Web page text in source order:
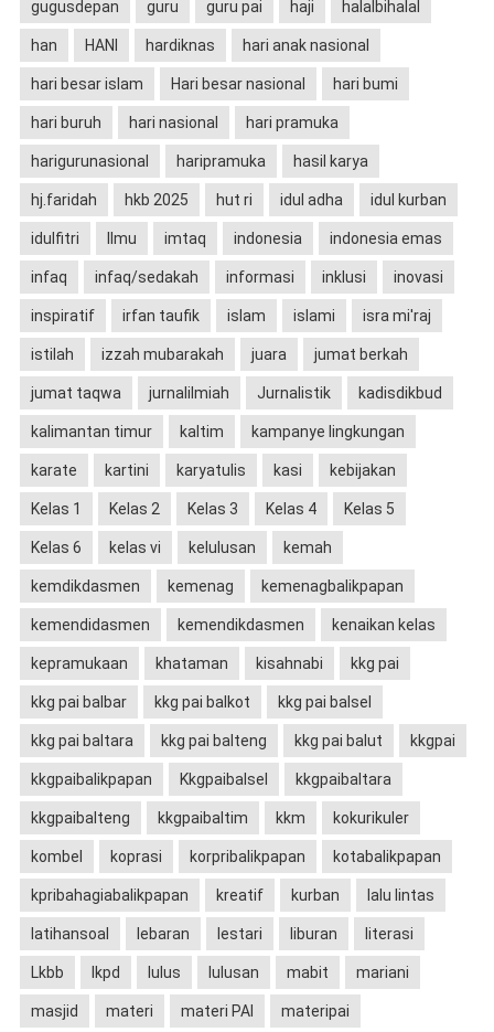
gugusdepan guru guru pai haji halalbihalal
han HANI hardiknas hari anak nasional
hari besar islam Hari besar nasional hari bumi
hari buruh hari nasional hari pramuka
harigurunasional haripramuka hasil karya
hj.faridah hkb 2025 hut ri idul adha idul kurban
idulfitri Ilmu imtaq indonesia indonesia emas
infaq infaq/sedakah informasi inklusi inovasi
inspiratif irfan taufik islam islami isra mi'raj
istilah izzah mubarakah juara jumat berkah
jumat taqwa jurnalilmiah Jurnalistik kadisdikbud
kalimantan timur kaltim kampanye lingkungan
karate kartini karyatulis kasi kebijakan
Kelas 1 Kelas 2 Kelas 3 Kelas 4 Kelas 5
Kelas 6 kelas vi kelulusan kemah
kemdikdasmen kemenag kemenagbalikpapan
kemendidasmen kemendikdasmen kenaikan kelas
kepramukaan khataman kisahnabi kkg pai
kkg pai balbar kkg pai balkot kkg pai balsel
kkg pai baltara kkg pai balteng kkg pai balut kkgpai
kkgpaibalikpapan Kkgpaibalsel kkgpaibaltara
kkgpaibalteng kkgpaibaltim kkm kokurikuler
kombel koprasi korpribalikpapan kotabalikpapan
kpribahagiabalikpapan kreatif kurban lalu lintas
latihansoal lebaran lestari liburan literasi
Lkbb lkpd lulus lulusan mabit mariani
masjid materi materi PAI materipai